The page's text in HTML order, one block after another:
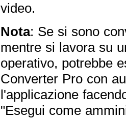
video.
Nota: Se si sono
mentre si lavora su
operativo, potrebbe
Converter Pro con
l'applicazione
"Esegui come